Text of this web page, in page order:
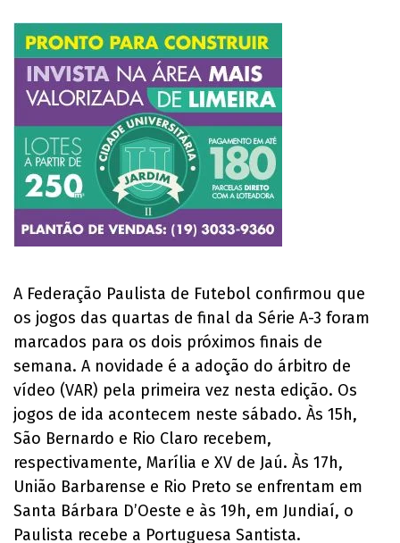
A Federação Paulista de Futebol confirmou que
os jogos das quartas de final da Série A-3 foram
marcados para os dois próximos finais de
semana. A novidade é a adoção do árbitro de
vídeo (VAR) pela primeira vez nesta edição. Os
jogos de ida acontecem neste sábado. Às 15h,
São Bernardo e Rio Claro recebem,
respectivamente, Marília e XV de Jaú. Às 17h,
União Barbarense e Rio Preto se enfrentam em
Santa Bárbara D’Oeste e às 19h, em Jundiaí, o
Paulista recebe a Portuguesa Santista.